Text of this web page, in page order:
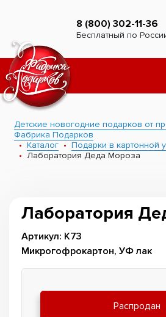
8 (800) 302-11-36
Бесплатный по
Детские новогодние подарков от
Фабрика Подарков
Каталог
Подарки в картонной
Лаборатория Деда Мороза
Лаборатория
Артикул: К73
Микрогофрокартон, УФ лак
Распродан